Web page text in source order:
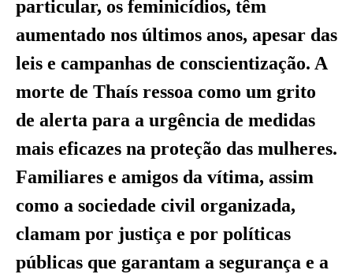
particular, os feminicídios, têm
aumentado nos últimos anos, apesar das
leis e campanhas de conscientização. A
morte de Thaís ressoa como um grito
de alerta para a urgência de medidas
mais eficazes na proteção das mulheres.
Familiares e amigos da vítima, assim
como a sociedade civil organizada,
clamam por justiça e por políticas
públicas que garantam a segurança e a